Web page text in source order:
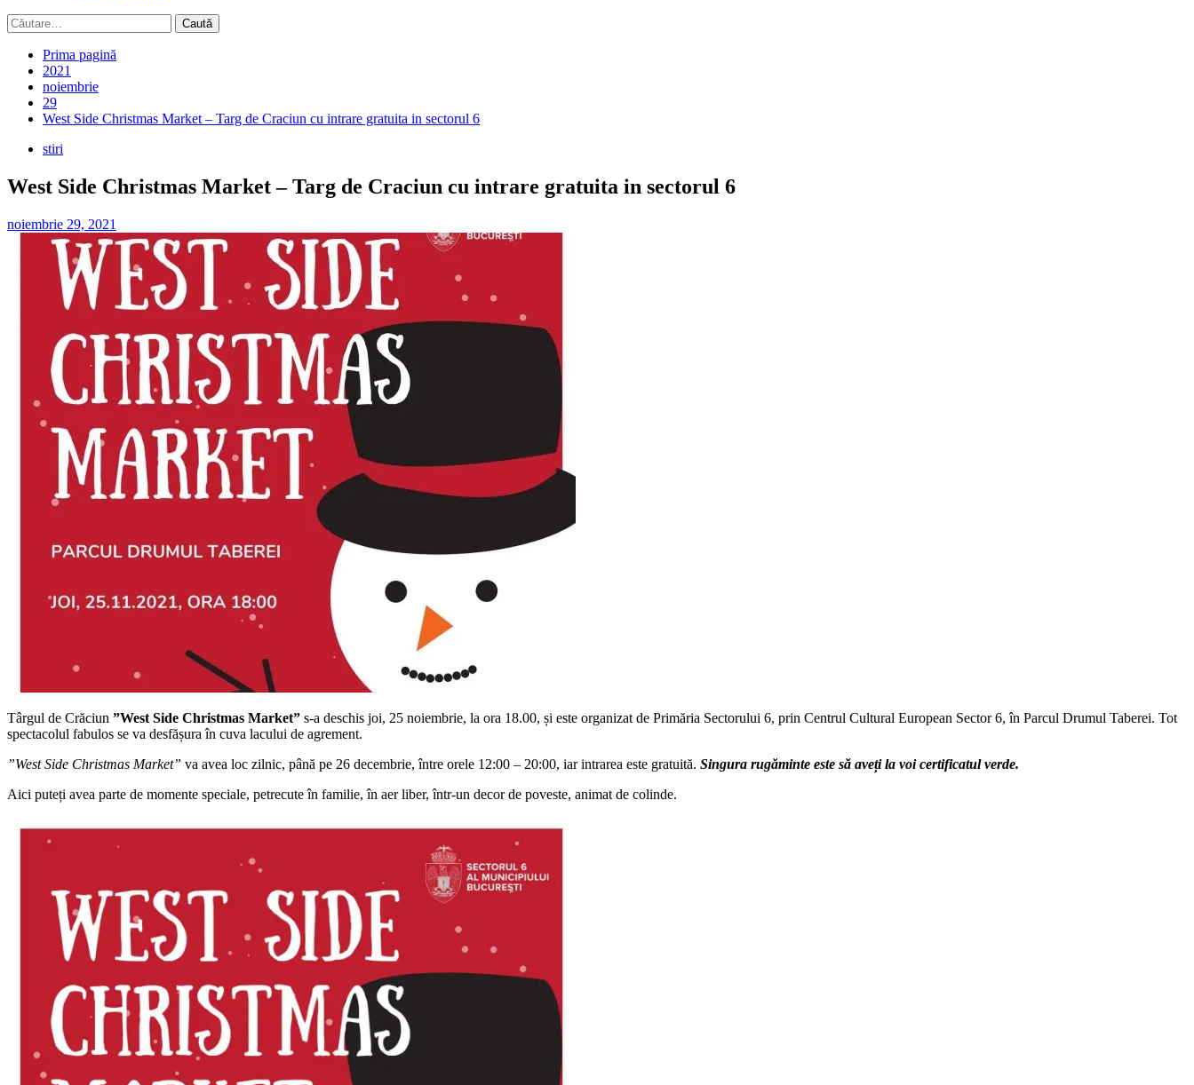
Caută
după:
Prima pagină
2021
noiembrie
29
West Side Christmas Market – Targ de Craciun cu intrare gratuita in sectorul 6
stiri
West Side Christmas Market – Targ de Craciun cu intrare gratuita in sectorul 6
noiembrie 29, 2021
Târgul de Crăciun ”West Side Christmas Market” s-a deschis joi, 25 noiembrie, la ora 18.00, și este organizat de Primăria Sectorului 6, prin Centrul Cultural European Sector 6, în Parcul Drumul Taberei. Tot
spectacolul fabulos se va desfășura în cuva lacului de agrement.
”West Side Christmas Market” va avea loc zilnic, până pe 26 decembrie, între orele 12:00 – 20:00, iar intrarea este gratuită. Singura rugăminte este să aveți la voi certificatul verde.
Aici puteți avea parte de momente speciale, petrecute în familie, în aer liber, într-un decor de poveste, animat de colinde.